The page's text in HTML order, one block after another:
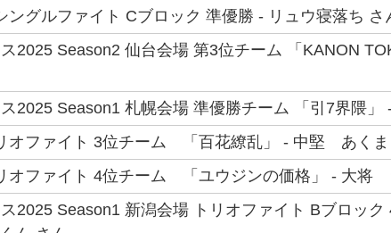
ングルファイト Cブロック 準優勝 - リュウ寝落ち さ
2025 Season2 仙台会場 第3位チーム 「KANON
2025 Season1 札幌会場 準優勝チーム 「引7界隈
オファイト 3位チーム 「百花繚乱」 - 中堅 あくま
オファイト 4位チーム 「ユウジンの価格」 - 大将
2025 Season1 新潟会場 トリオファイト Bブロッ